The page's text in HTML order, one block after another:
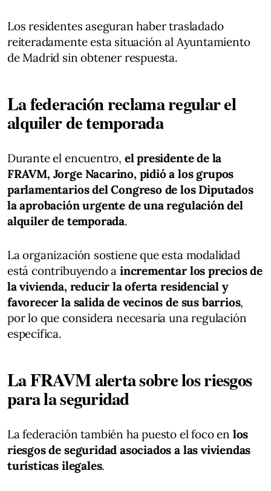
Los residentes aseguran haber trasladado
reiteradamente esta situación al Ayuntamiento
de Madrid sin obtener respuesta.
La federación reclama regular el
alquiler de temporada
Durante el encuentro, el presidente de la
FRAVM, Jorge Nacarino, pidió a los grupos
parlamentarios del Congreso de los Diputados
la aprobación urgente de una regulación del
alquiler de temporada.
La organización sostiene que esta modalidad
está contribuyendo aincrementar los precios de
la vivienda, reducir la oferta residencial y
favorecer la salida de vecinos de sus barrios,
por lo que considera necesaria una regulación
específica.
La FRAVM alerta sobre los riesgos
para la seguridad
La federación también ha puesto el foco en los
riesgos de seguridad asociados a las viviendas
turísticas ilegales.